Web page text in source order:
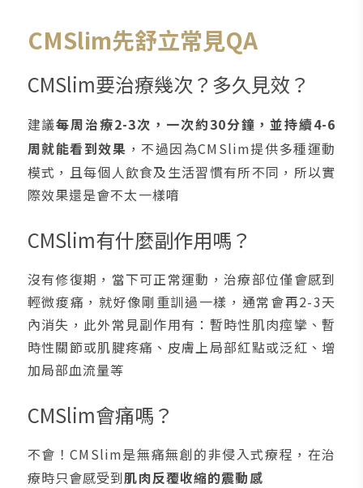
CMSlim先舒立常見QA
CMSlim要治療幾次？多久見效？
建議每周治療2-3次，一次約30分鐘，並持續4-6
周就能看到效果 ，不過因為CMSlim提供多種運動
模式，且每個人飲食及生活習慣有所不同，所以實
際效果還是會不太一樣唷
CMSlim有什麼副作用嗎？
沒有修復期，當下可正常運動，治療部位僅會感到
輕微痠痛，就好像剛重訓過一樣，通常會再2-3天
內消失，此外常見副作用有：暫時性肌肉痙攣、暫
時性關節或肌腱疼痛、皮膚上局部紅點或泛紅、增
加局部血流量等
CMSlim會痛嗎？
不會！CMSlim是無痛無創的非侵入式療程，在治
療時只會感受到肌肉反覆收縮的震動感